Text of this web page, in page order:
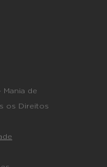
Mania de
os Direitos